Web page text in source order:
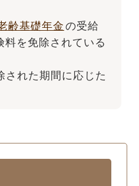
齢基礎年金 の受給
を免除されている
された期間に応じた